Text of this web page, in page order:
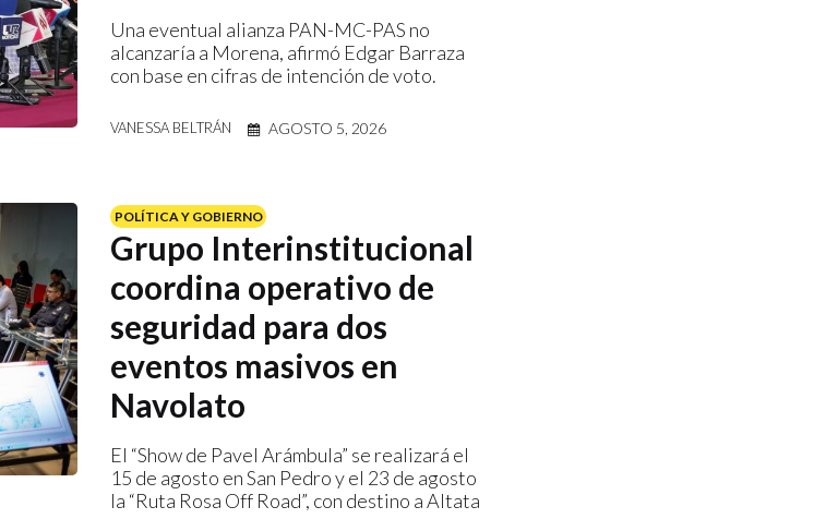
Una eventual alianza PAN-MC-PAS no
alcanzaría a Morena, afirmó Edgar Barraza
con base en cifras de intención de voto.
VANESSA BELTRÁN AGOSTO 5, 2026
POLÍTICA Y GOBIERNO
Grupo Interinstitucional
coordina operativo de
seguridad para dos
eventos masivos en
Navolato
El “Show de Pavel Arámbula” se realizará el
15 de agosto en San Pedro y el 23 de agosto
la “Ruta Rosa Off Road”, con destino a Altata